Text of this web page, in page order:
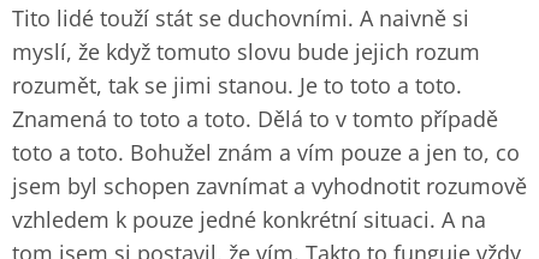
Tito lidé touží stát se duchovními. A naivně si
myslí, že když tomuto slovu bude jejich rozum
rozumět, tak se jimi stanou. Je to toto a toto.
Znamená to toto a toto. Dělá to v tomto případě
toto a toto. Bohužel znám a vím pouze a jen to, co
jsem byl schopen zavnímat a vyhodnotit rozumově
vzhledem k pouze jedné konkrétní situaci. A na
tom jsem si postavil, že vím. Takto to funguje vždy